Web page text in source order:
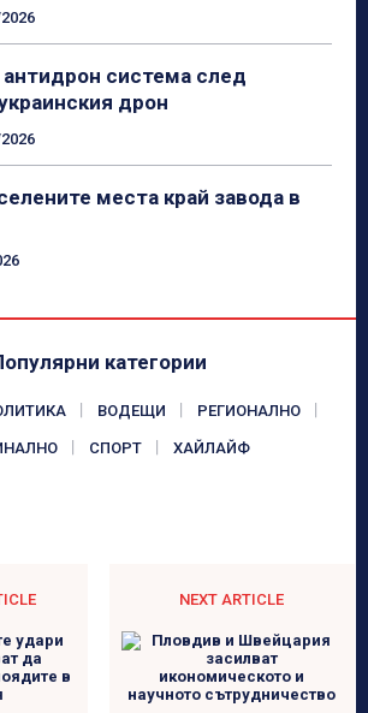
система след
дрон
места край завода в
категории
ВОДЕЩИ РЕГИОНАЛНО
СПОРТ ХАЙЛАЙФ
NEXT ARTICLE